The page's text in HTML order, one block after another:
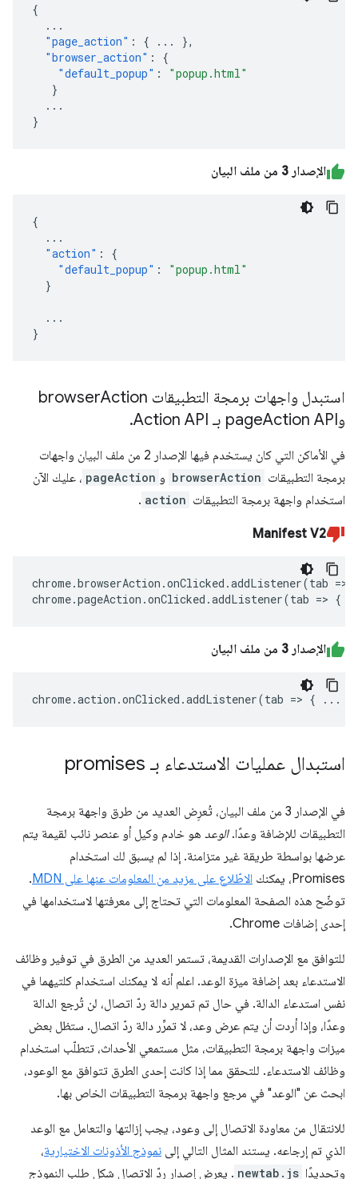
{
...
"page_action" : { ...
},
"browser_action" :
{
"default_popup" :
"popup.html"
}
...
}
الإصدار 3 من ملف البيان
{
...
"action" :
{
"default_popup" :
"popup.html"
}
...
}
استبدل واجهات برمجة التطبيقات browser Action
وpageAction API بـ Action API .
في الأماكن التي كان يستخدم فيها الإصدار 2 من ملف البيان واجهات
برمجة التطبيقات browserAction و pageAction ، عليك الآن
استخدام واجهة برمجة التطبيقات action
.
Manifest V2
chrome.browserAction .onClicked .addListener(tab =>
chrome.pageAction .onClicked .addListener(tab => {
الإصدار 3 من ملف البيان
chrome.action .onClicked .addListener(tab => { ...
استبدال عمليات الاستدعاء بـ promises
في الإصدار 3 من ملف البيان، تُعرِض العديد من طرق واجهة برمجة
التطبيقات للإضافة وعدًا.الوعد هو خادم وكيل أو عنصر نائب لقيمة يتم
عرضها بواسطة طريقة غير متزامنة. إذا لم يسبق لك استخدام
Promises، يمكنك
الاطّلاع على مزيد من المعلومات عنها على MDN
.
توضّح هذه الصفحة المعلومات التي تحتاج إلى معرفتها لاستخدامها في
إحدى إضافات Chrome.
للتوافق مع الإصدارات القديمة، تستمر العديد من الطرق في توفير وظائف
الاستدعاء بعد إضافة ميزة الوعد. اعلم أنه لا يمكنك استخدام كلتيهما في
نفس استدعاء الدالة. في حال تم تمرير دالة ردّ اتصال، لن تُرجع الدالة
وعدًا، وإذا أردت أن يتم عرض وعد، لا تمرِّر دالة ردّ اتصال. ستظل بعض
ميزات واجهة برمجة التطبيقات، مثل مستمعي الأحداث، تتطلّب استخدام
وظائف الاستدعاء. للتحقق مما إذا كانت إحدى الطرق تتوافق مع الوعود،
ابحث عن "الوعد" في مرجع واجهة برمجة التطبيقات الخاص بها.
للانتقال من معاودة الاتصال إلى وعود، يجب إزالتها والتعامل مع الوعد
الذي تم إرجاعه. يستند المثال التالي إلى نموذج الأذونات الاختيارية،
وتحديدًا newtab.js . يعرض إصدار ردّ الاتصال شكل طلب النموذج